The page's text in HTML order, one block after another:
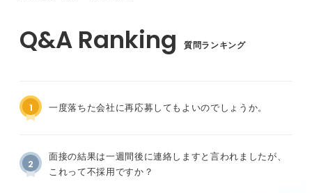
質問ランキング
1 一度落ちた会社に再応募してもよいのでしょうか。
2
面接の結果は一週間後に連絡しますと言われましたが、
これって不採用ですか？